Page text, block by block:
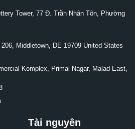
Tower, 77 Đ. Trần Nhân Tôn, Phường
Middletown, DE 19709 United States
Komplex, Primal Nagar, Malad East,
Tài nguyên